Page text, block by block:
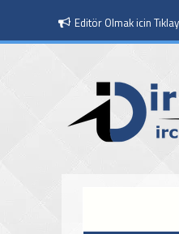
Moderatör Olmak icin